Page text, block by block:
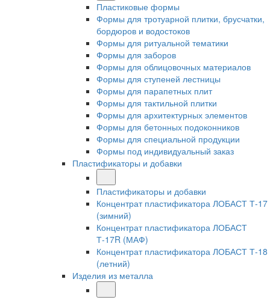
Пластиковые формы
Формы для тротуарной плитки, брусчатки,
бордюров и водостоков
Формы для ритуальной тематики
Формы для заборов
Формы для облицовочных материалов
Формы для ступеней лестницы
Формы для парапетных плит
Формы для тактильной плитки
Формы для архитектурных элементов
Формы для бетонных подоконников
Формы для специальной продукции
Формы под индивидуальный заказ
Пластификаторы и добавки
Пластификаторы и добавки
Концентрат пластификатора ЛОБАСТ Т-17
(зимний)
Концентрат пластификатора ЛОБАСТ
Т-17R (МАФ)
Концентрат пластификатора ЛОБАСТ Т-18
(летний)
Изделия из металла